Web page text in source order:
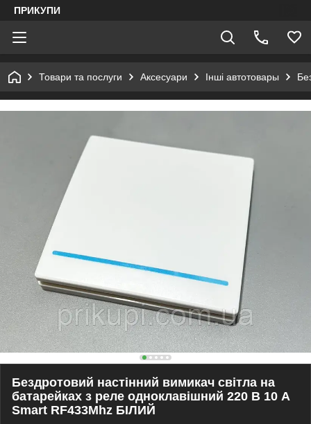
ПРИКУПИ
Товари та послуги Аксесуари Інші автотовары
Бездротовий настінний вимикач світла на
батарейках з реле одноклавішний 220 В 10 А
Smart RF433Mhz БІЛИЙ